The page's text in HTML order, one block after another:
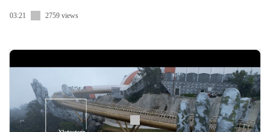
03:21 2759 views